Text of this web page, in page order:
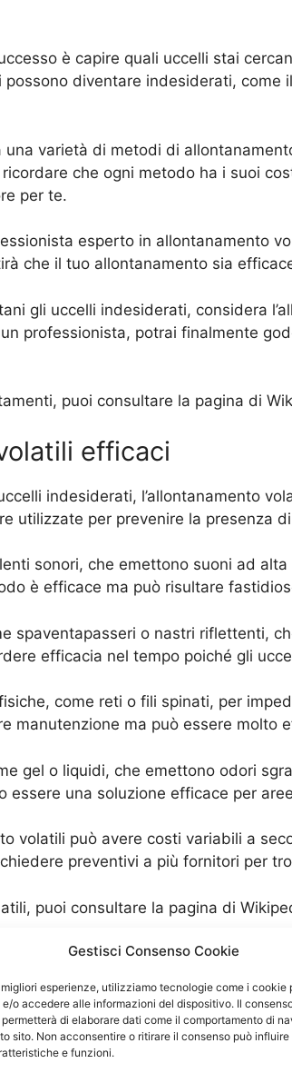
Gestisci Consenso Cookie
esperienze, utilizziamo tecnologie come i cookie
e/o accedere alle informazioni del dispositivo. Il
di elaborare dati come il comportamento di
sito. Non acconsentire o ritirare il consenso può
e funzioni.
è capire quali uccelli stai
diventare indesiderati, come
varietà di metodi di
che ogni metodo ha i suoi
per te.
esperto in allontanamento
che il tuo allontanamento sia
gli uccelli indesiderati, considera
professionista, potrai finalmente
puoi consultare la pagina di
efficaci
indesiderati, l’allontanamento
utilizzate per prevenire la presenza
sonori, che emettono suoni ad
è efficace ma può risultare
spaventapasseri o nastri riflettenti,
efficacia nel tempo poiché gli
come reti o fili spinati, per
manutenzione ma può essere molto
gel o liquidi, che emettono odori
una soluzione efficace per
volatili può avere costi variabili a
preventivi a più fornitori per
puoi consultare la pagina di
prodotti specifici per
disturbano gli uccelli e li
odorosa sgradevole per gli